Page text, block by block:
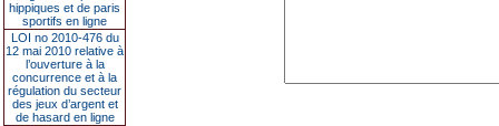
hippiques et de paris
sportifs en ligne
LOI no 2010-476 du
12 mai 2010 relative à
l’ouverture à la
concurrence et à la
régulation du secteur
des jeux d’argent et
de hasard en ligne